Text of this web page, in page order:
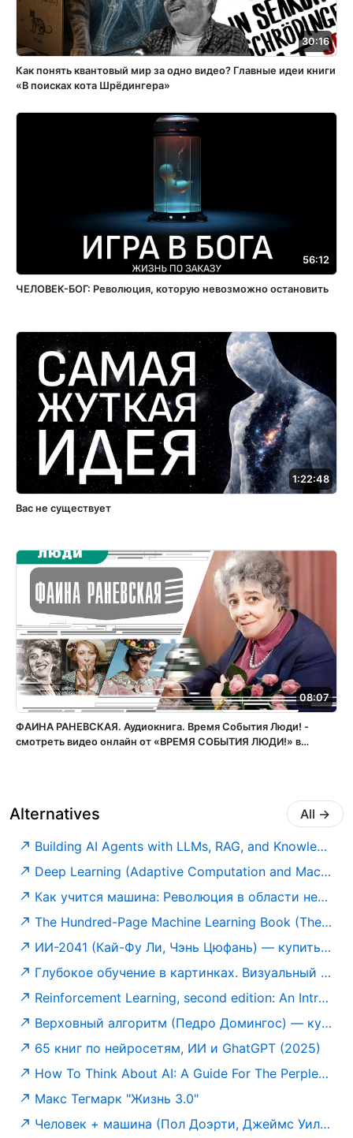
30:16
Как понять квантовый мир за одно видео? Главные идеи книги
«В поисках кота Шрёдингера»
56:12
ЧЕЛОВЕК-БОГ: Революция, которую невозможно остановить
1:22:48
Вас не существует
08:07
ФАИНА РАНЕВСКАЯ. Аудиокнига. Время События Люди! -
смотреть видео онлайн от «ВРЕМЯ СОБЫТИЯ ЛЮДИ!» в
Alternatives All →
Building AI Agents with LLMs, RAG, and Knowledge Graphs: A practical guide to autonomous and modern AI agents: Salvatore Raieli, Gabriele Iuculano: 9781835087060: Amazon.com: Books
Deep Learning (Adaptive Computation and Machine Learning series): Goodfellow, Ian, Bengio, Yoshua, Courville, Aaron: 9780262035613: Amazon.com: Books
Как учится машина: Революция в области нейронных сетей и глубокого обучения — купить книгу Яна Лекуна на сайте alpinabook.ru
The Hundred-Page Machine Learning Book (The Hundred-Page Books): Burkov, Andriy: 9781777005474: Amazon.com: Books
ИИ-2041 (Кай-Фу Ли, Чэнь Цюфань) — купить в МИФе
Глубокое обучение в картинках. Визуальный гид по искусственному интеллекту
Reinforcement Learning, second edition: An Introduction (Adaptive Computation and Machine Learning series): Sutton, Richard S., Barto, Andrew G.: 9780262039246: Amazon.com: Books
Верховный алгоритм (Педро Домингос) — купить в МИФе
65 книг по нейросетям, ИИ и GhatGPT (2025)
How To Think About AI: A Guide For The Perplexed: Susskind, Richard: 9780198941927: Amazon.com: Books
Макс Тегмарк "Жизнь 3.0"
Человек + машина (Пол Доэрти, Джеймс Уилсон) — купить в МИФе